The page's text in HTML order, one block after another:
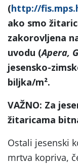
(http://
ako smo
zakorovljena
uvodu (Apera,
jesensko-
biljka/m².
VAŽNO: Za
žitaricama
Ostali jesenski
mrtva kopriva,